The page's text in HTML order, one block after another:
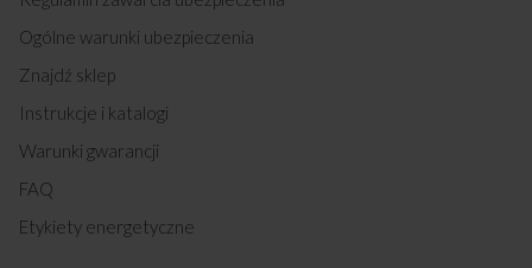
Ogólne warunki ubezpieczenia
Znajdź sklep
Instrukcje i katalogi
Warunki gwarancji
FAQ
Etykiety energetyczne